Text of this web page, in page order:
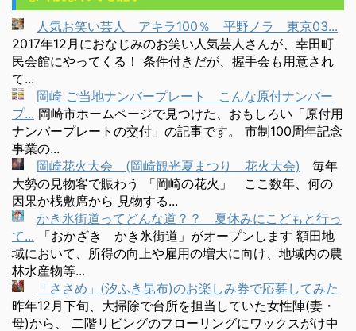
人気お笑い芸人 アキラ100％ 平野ノラ 東京03...
2017年12月におなじみのお笑い人気芸人さんが、幸田町
民会館にやってくる！ 条件付きだが、握手会も用意され
て...
岡崎 ご当地ナンバープレート こんな原付ナンバー
プ... 岡崎市ホームページで見つけた、おもしろい「原付用
ナンバープレートの交付」の記事です。 市制100周年記念
事業の...
岡崎花火大会 (岡崎観光夏まつり 花火大会)
毎年
大勢の見物客で賑わう 「岡崎の花火」 ここ数年、何の
因果か桟敷席から 見物する...
かき氷街道ってどんな道？？ 夏休みにこどもと行っ
て...
「おかざき かき氷街道」がオープンします 額田地
域において、所得の向上や雇用の増大に向け、地域内の農
林水産物等...
「ささめ」(汐ふき昆布)のお楽しみ券で応募してみた
昨年12月下旬、大掃除で台所を担当していた女性陣(妻・
母)から、 二階リビングのフローリングにワックスがけ中